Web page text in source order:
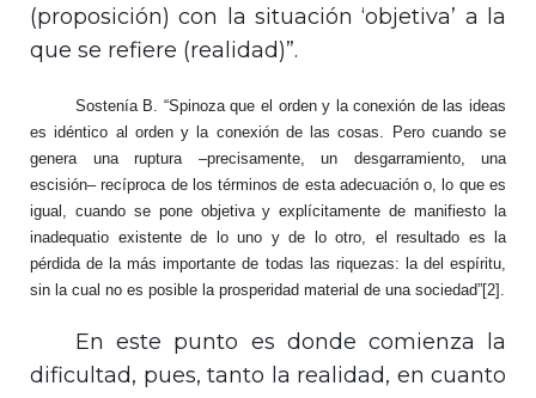
(proposición) con la situación ‘objetiva’ a la
que se refiere (realidad)”.
Sostenía B. “Spinoza que el orden y la conexión de las ideas
es idéntico al orden y la conexión de las cosas. Pero cuando se
genera una ruptura –precisamente, un desgarramiento, una
escisión– recíproca de los términos de esta adecuación o, lo que es
igual, cuando se pone objetiva y explícitamente de manifiesto la
inadequatio existente de lo uno y de lo otro, el resultado es la
pérdida de la más importante de todas las riquezas: la del espíritu,
sin la cual no es posible la prosperidad material de una sociedad”[2] .
En este punto es donde comienza la
dificultad, pues, tanto la realidad, en cuanto